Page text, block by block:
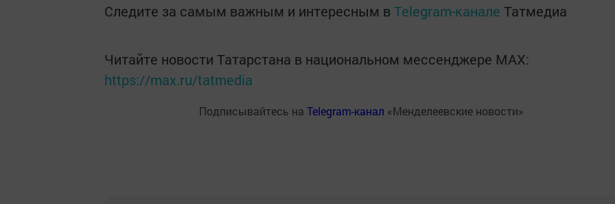
Следите за самым важным и интересным в Telegram-канале Татмедиа
Читайте новости Татарстана в национальном мессенджере MАХ:
https://max.ru/tatmedia
Подписывайтесь на Telegram-канал «Менделеевские новости»